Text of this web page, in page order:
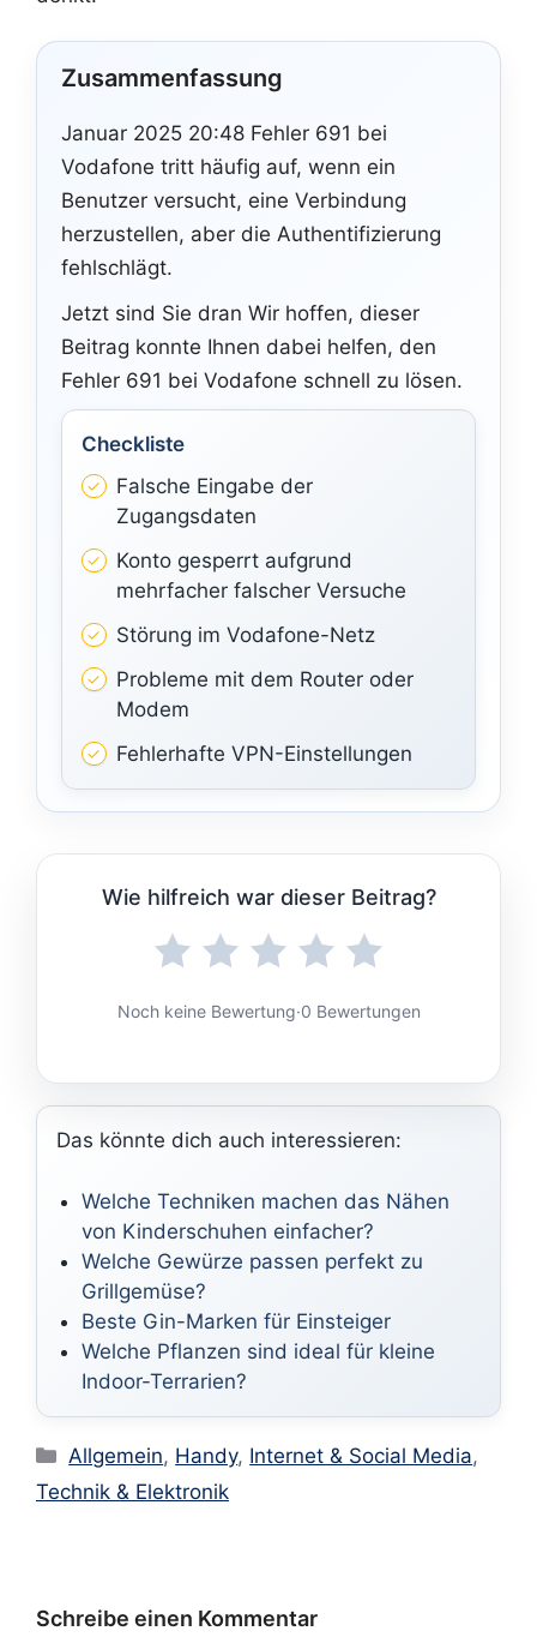
Zusammenfassung
Januar 2025 20:48 Fehler 691 bei
Vodafone tritt häufig auf, wenn ein
Benutzer versucht, eine Verbindung
herzustellen, aber die Authentifizierung
fehlschlägt.
Jetzt sind Sie dran Wir hoffen, dieser
Beitrag konnte Ihnen dabei helfen, den
Fehler 691 bei Vodafone schnell zu lösen.
Checkliste
Falsche Eingabe der
Zugangsdaten
Konto gesperrt aufgrund
mehrfacher falscher Versuche
Störung im Vodafone-Netz
Probleme mit dem Router oder
Modem
Fehlerhafte VPN-Einstellungen
Wie hilfreich war dieser Beitrag?
Noch keine Bewertung·0 Bewertungen
Das könnte dich auch interessieren:
Welche Techniken machen das Nähen
von Kinderschuhen einfacher?
Welche Gewürze passen perfekt zu
Grillgemüse?
Beste Gin-Marken für Einsteiger
Welche Pflanzen sind ideal für kleine
Indoor-Terrarien?
Kategorien
Allgemein, Handy, Internet & Social Media,
Technik & Elektronik
Schreibe einen Kommentar